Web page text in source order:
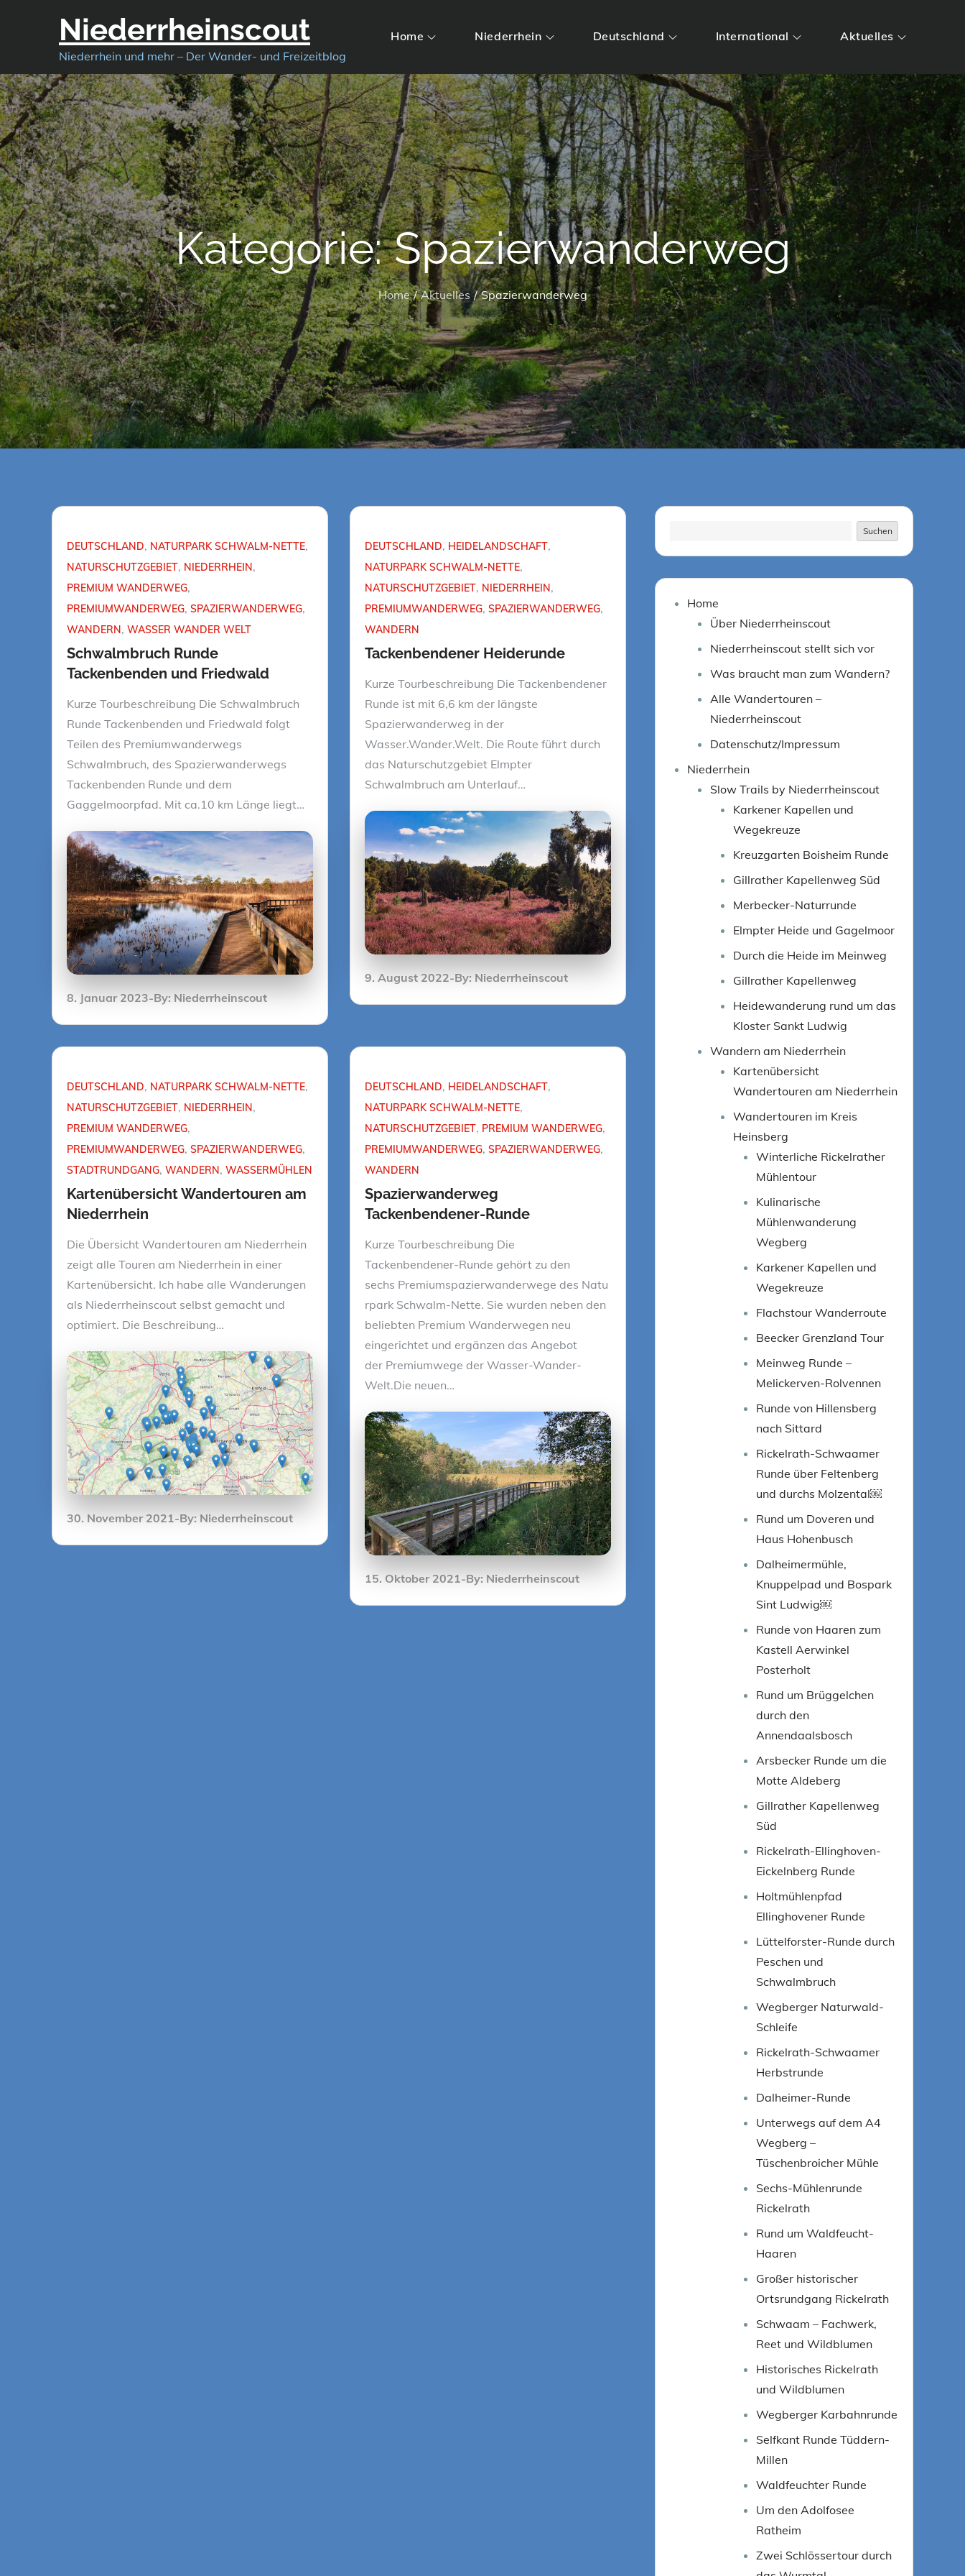
Niederrheinscout
Niederrhein und mehr – Der Wander- und Freizeitblog
Home Niederrhein Deutschland International Aktuelles
Kategorie:Spazierwanderweg
Home Aktuelles Spazierwanderweg
DEUTSCHLAND NATURPARK SCHWALM-NETTE
NATURSCHUTZGEBIET NIEDERRHEIN
PREMIUM WANDERWEG
PREMIUMWANDERWEG SPAZIERWANDERWEG
WANDERN WASSER WANDER WELT
Schwalmbruch Runde
Tackenbenden und Friedwald
Kurze Tourbeschreibung Die Schwalmbruch
Runde Tackenbenden und Friedwald folgt
Teilen des Premiumwanderwegs
Schwalmbruch, des Spazierwanderwegs
Tackenbenden Runde und dem
Gaggelmoorpfad. Mit ca.10 km Länge liegt…
Posted
8. Januar 2023 By: Niederrheinscout
DEUTSCHLAND HEIDELANDSCHAFT
NATURPARK SCHWALM-NETTE
NATURSCHUTZGEBIET NIEDERRHEIN
PREMIUMWANDERWEG SPAZIERWANDERWEG
WANDERN
Tackenbendener Heiderunde
Kurze Tourbeschreibung Die Tackenbendener
Runde ist mit 6,6 km der längste
Spazierwanderweg in der
Wasser.Wander.Welt. Die Route führt durch
das Naturschutzgebiet Elmpter
Schwalmbruch am Unterlauf…
Posted
9. August 2022 By: Niederrheinscout
DEUTSCHLAND NATURPARK SCHWALM-NETTE
NATURSCHUTZGEBIET NIEDERRHEIN
PREMIUM WANDERWEG
PREMIUMWANDERWEG SPAZIERWANDERWEG
STADTRUNDGANG WANDERN WASSERMÜHLEN
Kartenübersicht Wandertouren am
Niederrhein
Die Übersicht Wandertouren am Niederrhein
zeigt alle Touren am Niederrhein in einer
Kartenübersicht. Ich habe alle Wanderungen
als Niederrheinscout selbst gemacht und
optimiert. Die Beschreibung…
Posted
30. November 2021 By: Niederrheinscout
DEUTSCHLAND HEIDELANDSCHAFT
NATURPARK SCHWALM-NETTE
NATURSCHUTZGEBIET PREMIUM WANDERWEG
PREMIUMWANDERWEG SPAZIERWANDERWEG
WANDERN
Spazierwanderweg
Tackenbendener-Runde
Kurze Tourbeschreibung Die
Tackenbendener-Runde gehört zu den
sechs Premiumspazierwanderwege des Natu
rpark Schwalm-Nette. Sie wurden neben den
beliebten Premium Wanderwegen neu
eingerichtet und ergänzen das Angebot
der Premiumwege der Wasser-Wander-
Welt.Die neuen…
Posted
15. Oktober 2021 By: Niederrheinscout
Suchen
Home
Über Niederrheinscout
Niederrheinscout stellt sich vor
Was braucht man zum Wandern?
Alle Wandertouren –
Niederrheinscout
Datenschutz/Impressum
Niederrhein
Slow Trails by Niederrheinscout
Karkener Kapellen und
Wegekreuze
Kreuzgarten Boisheim Runde
Gillrather Kapellenweg Süd
Merbecker-Naturrunde
Elmpter Heide und Gagelmoor
Durch die Heide im Meinweg
Gillrather Kapellenweg
Heidewanderung rund um das
Kloster Sankt Ludwig
Wandern am Niederrhein
Kartenübersicht
Wandertouren am Niederrhein
Wandertouren im Kreis
Heinsberg
Winterliche Rickelrather
Mühlentour
Kulinarische
Mühlenwanderung
Wegberg
Karkener Kapellen und
Wegekreuze
Flachstour Wanderroute
Beecker Grenzland Tour
Meinweg Runde –
Melickerven-Rolvennen
Runde von Hillensberg
nach Sittard
Rickelrath-Schwaamer
Runde über Feltenberg
und durchs Molzental￼
Rund um Doveren und
Haus Hohenbusch
Dalheimermühle,
Knuppelpad und Bospark
Sint Ludwig￼
Runde von Haaren zum
Kastell Aerwinkel
Posterholt
Rund um Brüggelchen
durch den
Annendaalsbosch
Arsbecker Runde um die
Motte Aldeberg
Gillrather Kapellenweg
Süd
Rickelrath-Ellinghoven-
Eickelnberg Runde
Holtmühlenpfad
Ellinghovener Runde
Lüttelforster-Runde durch
Peschen und
Schwalmbruch
Wegberger Naturwald-
Schleife
Rickelrath-Schwaamer
Herbstrunde
Dalheimer-Runde
Unterwegs auf dem A4
Wegberg –
Tüschenbroicher Mühle
Sechs-Mühlenrunde
Rickelrath
Rund um Waldfeucht-
Haaren
Großer historischer
Ortsrundgang Rickelrath
Schwaam – Fachwerk,
Reet und Wildblumen
Historisches Rickelrath
und Wildblumen
Wegberger Karbahnrunde
Selfkant Runde Tüddern-
Millen
Waldfeuchter Runde
Um den Adolfosee
Ratheim
Zwei Schlössertour durch